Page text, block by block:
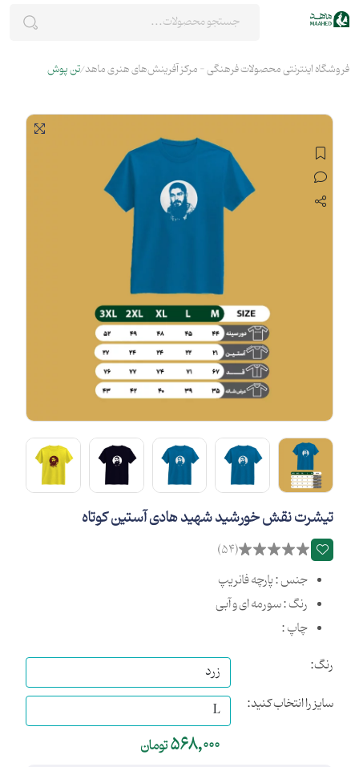
فروشگاه اینترنتی محصولات فرهنگی - مرکز آفرینش‌های هنری ماهد تن پوش
تیشرت نقش خورشید شهید هادی آستین کوتاه
(54)
جنس : پارچه فانریپ
رنگ : سورمه ای و آبی
چاپ :
رنگ:
سایز را انتخاب کنید:
568,000تومان